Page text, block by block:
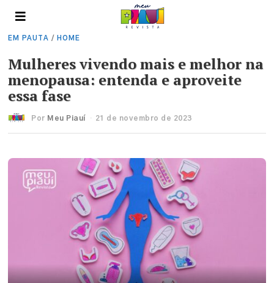
EM PAUTA / HOME
Mulheres vivendo mais e melhor na
menopausa: entenda e aproveite
essa fase
Por Meu Piauí 21 de novembro de 2023